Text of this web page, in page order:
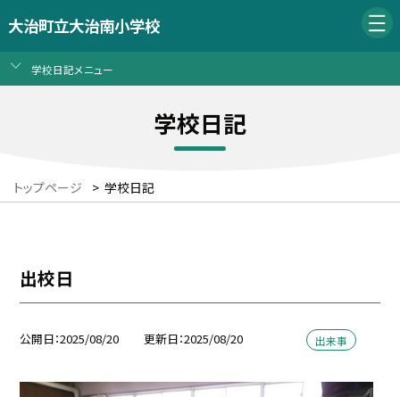
大治町立大治南小学校
学校日記メニュー
学校日記
トップページ > 学校日記
出校日
公開日 2025/08/20 更新日 2025/08/20 出来事